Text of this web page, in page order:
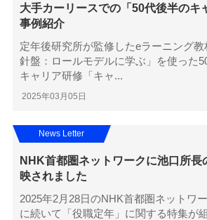
大手カーリースでの「50代後半のキ
事例紹介
定年後研究所が監修したeラーニング
針盤：ロールモデルに学ぶ」を使った
キャリア研修「キャ...
2025年03月05日
NHK首都圏ネットワークに池口所長
映されました
2025年2月28日のNHK首都圏ネットワ
に続いて「役職定年」に関する特集が
News Letter